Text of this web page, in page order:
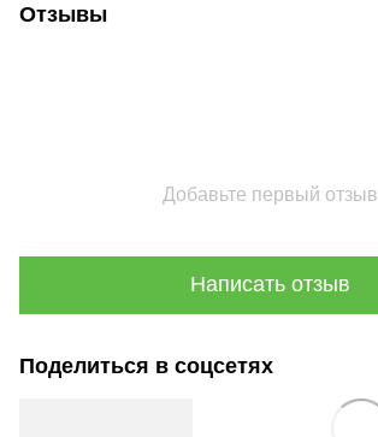
Отзывы
Добавьте первый отзыв
Написать отзыв
Поделиться в соцсетях